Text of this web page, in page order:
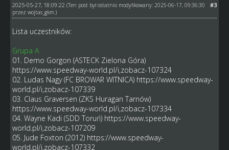
#3
2025-05-27, 18:09:22 (Ten post był ostatnio modyfikowany: 2025-06-17, 09:36:30
przez wojtas_gkm .)
Lista uczestników:
Grupa A
01. Demo Gorgon (ASTECK Zielona Góra)
https://www.speedway-world.pl/i,zobacz-107324
02. Ludas Nagy (FC BROWAR WITNICA) https://www.speedway-
world.pl/i,zobacz-107339
03. Claus Graversen (ZKS Huragan Tarnów)
https://www.speedway-world.pl/i,zobacz-107334
04. Wayne Kadi (SDD Toruń) https://www.speedway-
world.pl/i,zobacz-107209
05. Jude Foxton (2012) https://www.speedway-
world.pl/i,zobacz-107332